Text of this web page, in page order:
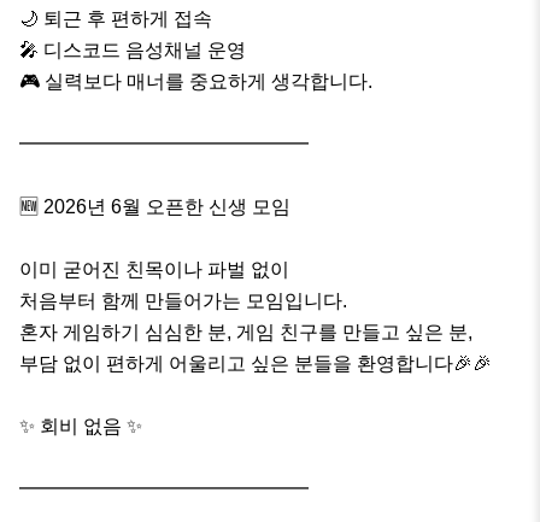
🌙 퇴근 후 편하게 접속
🎤 디스코드 음성채널 운영
🎮 실력보다 매너를 중요하게 생각합니다.
━━━━━━━━━━━━━━━
🆕 2026년 6월 오픈한 신생 모임
이미 굳어진 친목이나 파벌 없이
처음부터 함께 만들어가는 모임입니다.
혼자 게임하기 심심한 분, 게임 친구를 만들고 싶은 분,
부담 없이 편하게 어울리고 싶은 분들을 환영합니다🎉🎉
✨ 회비 없음 ✨
━━━━━━━━━━━━━━━